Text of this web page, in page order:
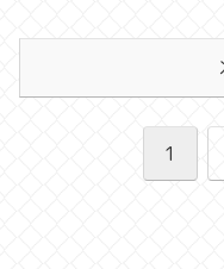
1